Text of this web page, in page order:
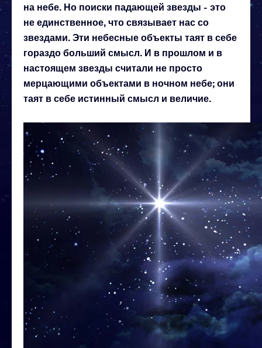
на небе. Но поиски падающей звезды - это
не единственное, что связывает нас со
звездами. Эти небесные объекты таят в себе
гораздо больший смысл. И в прошлом и в
настоящем звезды считали не просто
мерцающими объектами в ночном небе; они
таят в себе истинный смысл и величие.